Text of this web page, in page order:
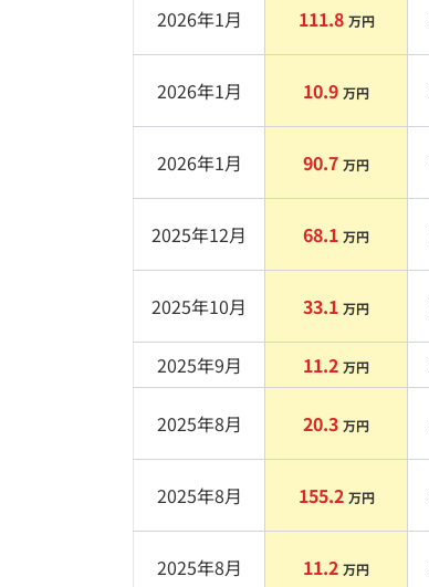
2026年1月 111.8 万円
2026年1月 10.9 万円
2026年1月 90.7 万円
2025年12月 68.1 万円
2025年10月 33.1 万円
2025年9月
11.2 万円
2025年8月 20.3 万円
2025年8月 155.2 万円
2025年8月 11.2 万円